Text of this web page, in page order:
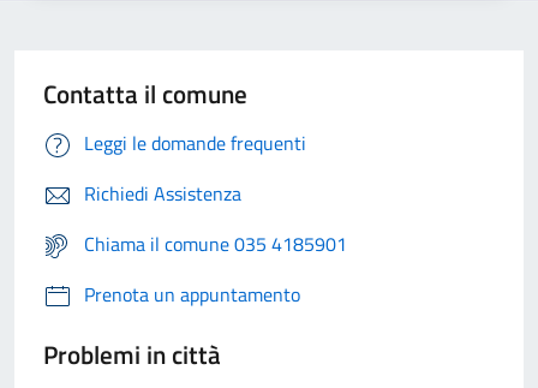
Contatta il comune
Leggi le domande frequenti
Richiedi Assistenza
Chiama il comune 035 4185901
Prenota un appuntamento
Problemi in città